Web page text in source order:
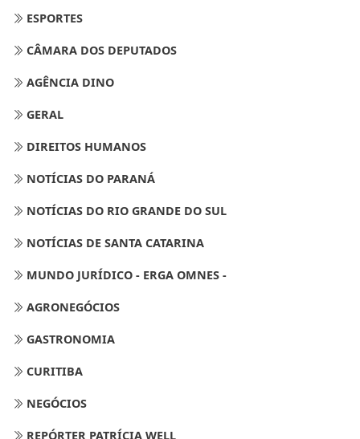
ESPORTES
CÂMARA DOS DEPUTADOS
AGÊNCIA DINO
GERAL
DIREITOS HUMANOS
NOTÍCIAS DO PARANÁ
NOTÍCIAS DO RIO GRANDE DO SUL
NOTÍCIAS DE SANTA CATARINA
MUNDO JURÍDICO - ERGA OMNES -
AGRONEGÓCIOS
GASTRONOMIA
CURITIBA
NEGÓCIOS
REPÓRTER PATRÍCIA WELL